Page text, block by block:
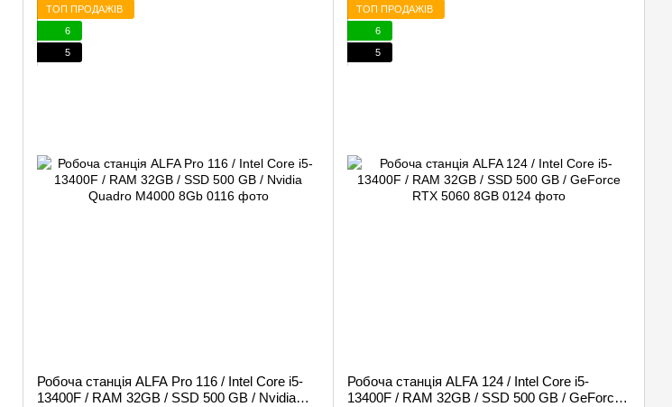
ТОП ПРОДАЖІВ
6
5
Робоча станція ALFA Pro 116 / Intel Core i5-
13400F / RAM 32GB / SSD 500 GB / Nvidia
ТОП ПРОДАЖІВ
6
5
Робоча станція ALFA 124 / Intel Core i5-
13400F / RAM 32GB / SSD 500 GB / GeForce